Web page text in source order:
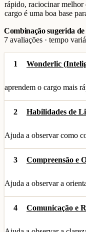
rápido, raciocinar melhor
cargo é uma boa base
Combinação sugerida
7 avaliações · tempo
1 Wonderlic
aprendem o cargo mais
2 Habilidades de
Ajuda a observar como
3 Compreensão e
Ajuda a observar a
4 Comunicação e